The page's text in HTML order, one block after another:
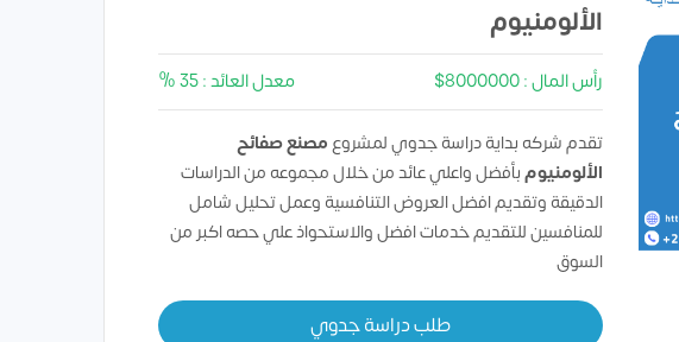
الألومنيوم
رأس المال : 8000000$ معدل العائد : 35 %
تقدم شركه بداية دراسة جدوي لمشروعمصنع صفائح
الألومنيومبأفضل واعلي عائد من خلال مجموعه من الدراسات
الدقيقة وتقديم افضل العروض التنافسية وعمل تحليل شامل
للمنافسين للتقديم خدمات افضل والاستحواذ علي حصه اكبر من
السوق
طلب دراسة جدوي